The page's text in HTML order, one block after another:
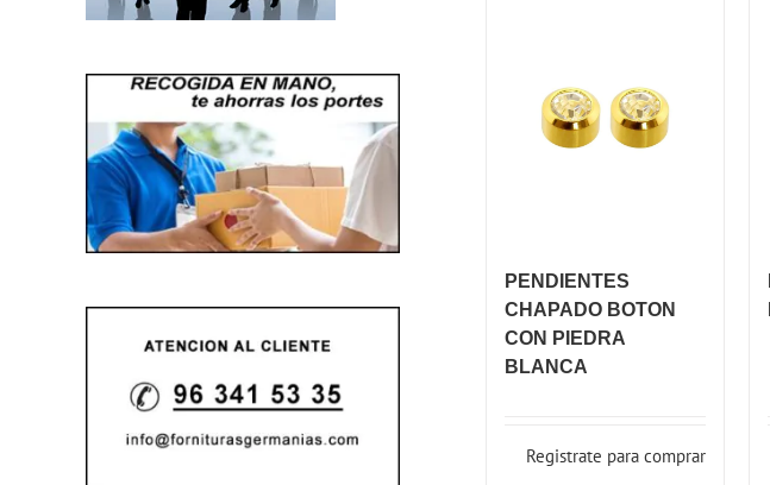
PENDIENTES
CHAPADO BOTON
CON PIEDRA
BLANCA
Registrate para comprar